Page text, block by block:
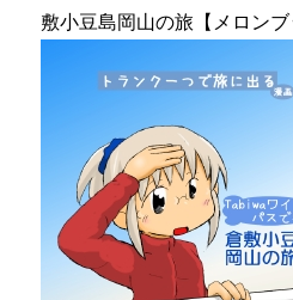
敷小豆島岡山の旅【メロンブ